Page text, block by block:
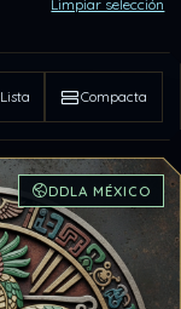
Limpiar selección
Lista Compacta
DDLA MÉXICO